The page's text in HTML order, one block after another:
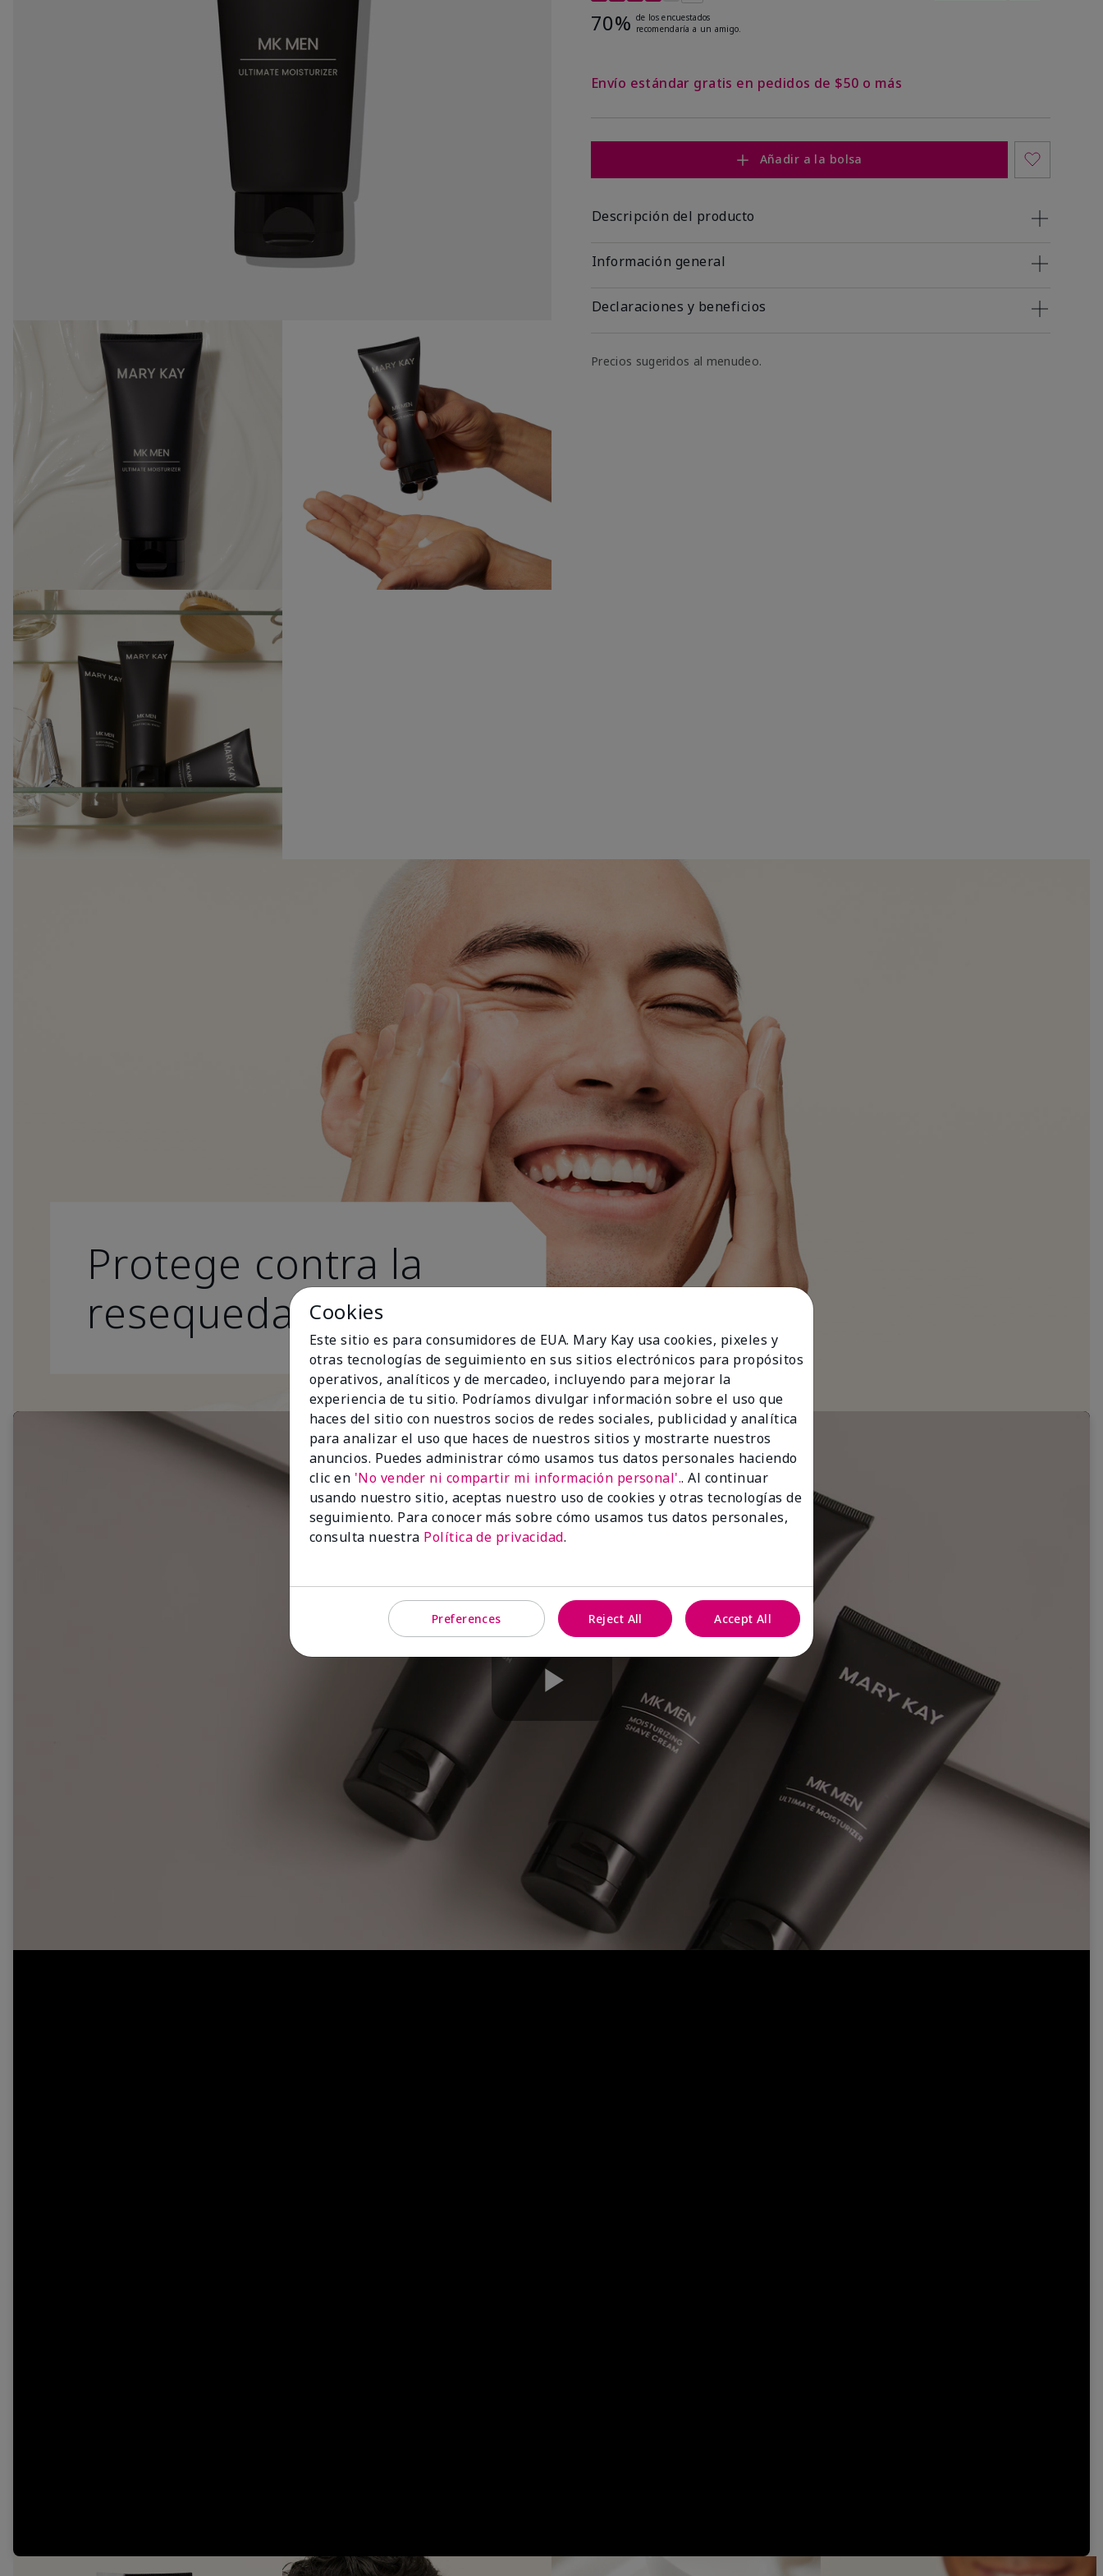
70% de los encuestados
recomendaría a un amigo.
Envío estándar gratis en pedidos de $50 o más
Añadir a la bolsa
Descripción del producto
Información general
Declaraciones y beneficios
Precios sugeridos al menudeo.
Protege contra la
resequedad.
Play
Video
Cookies
Este sitio es para consumidores de EUA. Mary Kay usa cookies, pixeles y
otras tecnologías de seguimiento en sus sitios electrónicos para propósitos
operativos, analíticos y de mercadeo, incluyendo para mejorar la
experiencia de tu sitio. Podríamos divulgar información sobre el uso que
haces del sitio con nuestros socios de redes sociales, publicidad y analítica
para analizar el uso que haces de nuestros sitios y mostrarte nuestros
anuncios. Puedes administrar cómo usamos tus datos personales haciendo
clic en 'No vender ni compartir mi información personal'.. Al continuar
usando nuestro sitio, aceptas nuestro uso de cookies y otras tecnologías de
seguimiento. Para conocer más sobre cómo usamos tus datos personales,
consulta nuestra Política de privacidad.
Preferences Reject All Accept All